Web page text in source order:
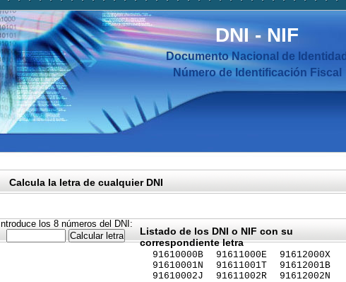
DNI-NIF
Documento Nacional de Identidad
Número de Identificación Fiscal
Calcula la letra de cualquier DNI
Introduce los 8 números del DNI:
Listado de los DNI o NIF con su
correspondiente letra
91610000B
91610001N
91610002J
91611000E
91611001T
91611002R
91612000X
91612001B
91612002N